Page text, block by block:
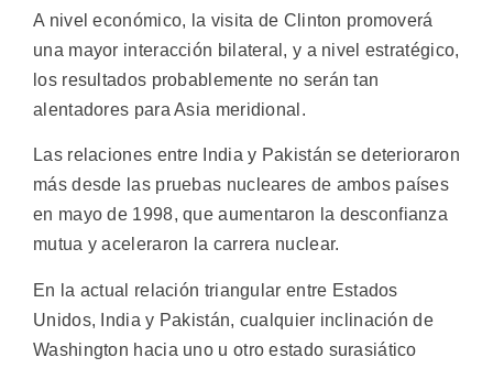
A nivel económico, la visita de Clinton promoverá
una mayor interacción bilateral, y a nivel estratégico,
los resultados probablemente no serán tan
alentadores para Asia meridional.
Las relaciones entre India y Pakistán se deterioraron
más desde las pruebas nucleares de ambos países
en mayo de 1998, que aumentaron la desconfianza
mutua y aceleraron la carrera nuclear.
En la actual relación triangular entre Estados
Unidos, India y Pakistán, cualquier inclinación de
Washington hacia uno u otro estado surasiático